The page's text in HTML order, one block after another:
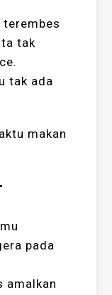
tak
tak ada
makan
pada
amalkan